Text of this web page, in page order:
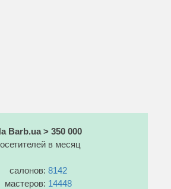
Barb.ua > 350 000
в месяц
салонов: 8142
мастеров: 14448